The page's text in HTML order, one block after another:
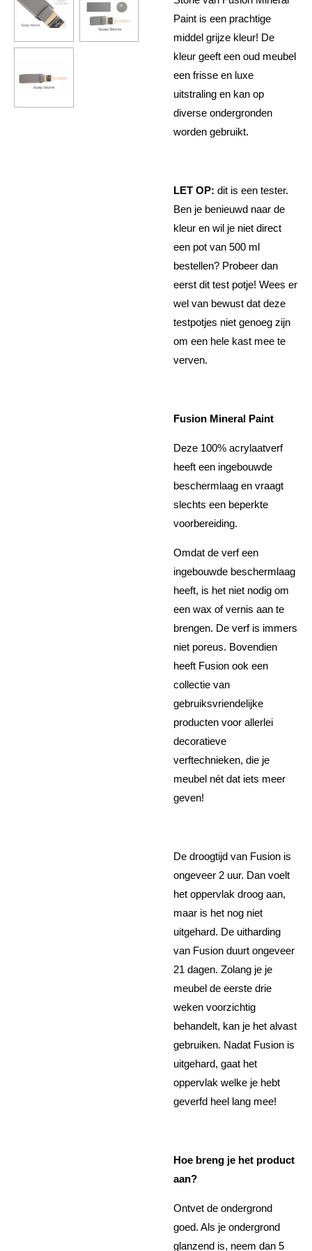
Paint is een prachtige
middel grijze kleur! De
kleur geeft een oud meubel
een frisse en luxe
uitstraling en kan op
diverse ondergronden
worden gebruikt.
LET OP: dit is een tester.
Ben je benieuwd naar de
kleur en wil je niet direct
een pot van 500 ml
bestellen? Probeer dan
eerst dit test potje! Wees er
wel van bewust dat deze
testpotjes niet genoeg zijn
om een hele kast mee te
verven.
Fusion Mineral Paint
Deze 100% acrylaatverf
heeft een ingebouwde
beschermlaag en vraagt
slechts een beperkte
voorbereiding.
Omdat de verf een
ingebouwde beschermlaag
heeft, is het niet nodig om
een wax of vernis aan te
brengen. De verf is immers
niet poreus. Bovendien
heeft Fusion ook een
collectie van
gebruiksvriendelijke
producten voor allerlei
decoratieve
verftechnieken, die je
meubel nét dat iets meer
geven!
De droogtijd van Fusion is
ongeveer 2 uur. Dan voelt
het oppervlak droog aan,
maar is het nog niet
uitgehard. De uitharding
van Fusion duurt ongeveer
21 dagen. Zolang je je
meubel de eerste drie
weken voorzichtig
behandelt, kan je het alvast
gebruiken. Nadat Fusion is
uitgehard, gaat het
oppervlak welke je hebt
geverfd heel lang mee!
Hoe breng je het product
aan?
Ontvet de ondergrond
goed. Als je ondergrond
glanzend is, neem dan 5